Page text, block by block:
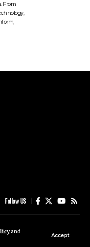
and
Accept
From
Follow US
Reserved.
गोपनीयता नीति